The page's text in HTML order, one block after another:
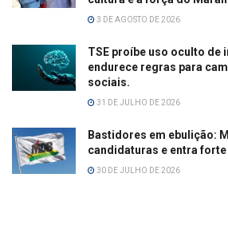
3 DE AGOSTO DE 2026
TSE proíbe uso oculto de
endurece regras para
sociais.
31 DE JULHO DE 2026
Bastidores em ebulição:
candidaturas e entra forte
30 DE JULHO DE 2026